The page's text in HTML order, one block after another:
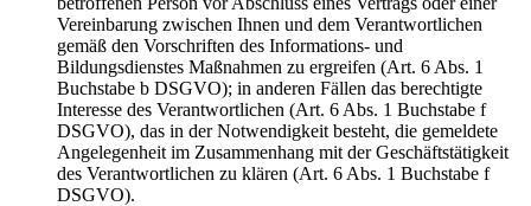
Vereinbarung zwischen Ihnen und dem Verantwortlichen
gemäß den Vorschriften des Informations- und
Bildungsdienstes Maßnahmen zu ergreifen (Art. 6 Abs. 1
Buchstabe b DSGVO); in anderen Fällen das berechtigte
Interesse des Verantwortlichen (Art. 6 Abs. 1 Buchstabe f
DSGVO), das in der Notwendigkeit besteht, die gemeldete
Angelegenheit im Zusammenhang mit der Geschäftstätigkeit
des Verantwortlichen zu klären (Art. 6 Abs. 1 Buchstabe f
DSGVO).